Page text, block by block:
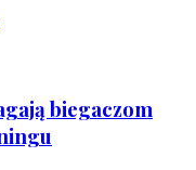
biegaczom